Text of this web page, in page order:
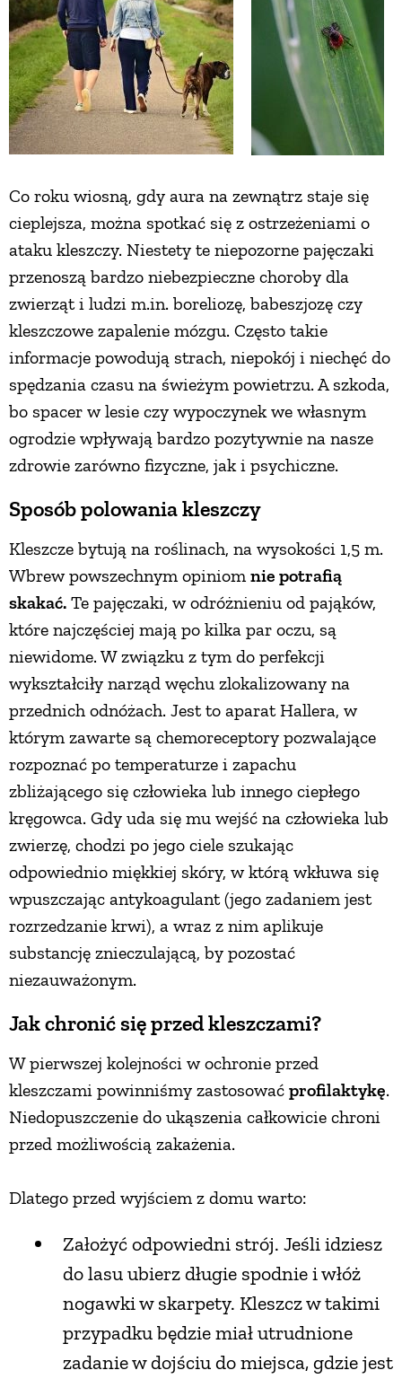
Co roku wiosną, gdy aura na zewnątrz staje się
cieplejsza, można spotkać się z ostrzeżeniami o
ataku kleszczy. Niestety te niepozorne pajęczaki
przenoszą bardzo niebezpieczne choroby dla
zwierząt i ludzi m.in. boreliozę, babeszjozę czy
kleszczowe zapalenie mózgu. Często takie
informacje powodują strach, niepokój i niechęć do
spędzania czasu na świeżym powietrzu. A szkoda,
bo spacer w lesie czy wypoczynek we własnym
ogrodzie wpływają bardzo pozytywnie na nasze
zdrowie zarówno fizyczne, jak i psychiczne.
Sposób polowania kleszczy
Kleszcze bytują na roślinach, na wysokości 1,5 m.
Wbrew powszechnym opiniom nie potrafią
skakać. Te pajęczaki, w odróżnieniu od pająków,
które najczęściej mają po kilka par oczu, są
niewidome. W związku z tym do perfekcji
wykształciły narząd węchu zlokalizowany na
przednich odnóżach. Jest to aparat Hallera, w
którym zawarte są chemoreceptory pozwalające
rozpoznać po temperaturze i zapachu
zbliżającego się człowieka lub innego ciepłego
kręgowca. Gdy uda się mu wejść na człowieka lub
zwierzę, chodzi po jego ciele szukając
odpowiednio miękkiej skóry, w którą wkłuwa się
wpuszczając antykoagulant (jego zadaniem jest
rozrzedzanie krwi), a wraz z nim aplikuje
substancję znieczulającą, by pozostać
niezauważonym.
Jak chronić się przed kleszczami?
W pierwszej kolejności w ochronie przed
kleszczami powinniśmy zastosować profilaktykę.
Niedopuszczenie do ukąszenia całkowicie chroni
przed możliwością zakażenia.
Dlatego przed wyjściem z domu warto:
Założyć odpowiedni strój. Jeśli idziesz
do lasu ubierz długie spodnie i włóż
nogawki w skarpety. Kleszcz w takimi
przypadku będzie miał utrudnione
zadanie w dojściu do miejsca, gdzie jest
EKO ŻYCIE
PRZYRODA
ZWIERZĘTA DOMOWE
ZWIERZĘTA W NATURZE
GRZYBY
KRAJOBRAZ
RĘKODZIEŁO
RZEMIOSŁO
ZWYCZAJE
ZRÓB TO SAM
PRZEPISY
ŚNIADANIA
PRZYSTAWKI
ZUPY
DANIA GŁÓWNE
CIASTA I DESERY
DODATKI
INNE